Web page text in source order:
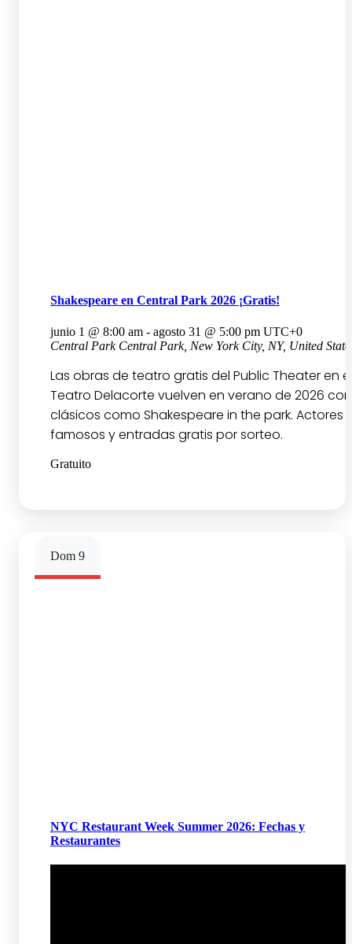
Shakespeare en Central Park 2026 ¡Gratis!
junio 1 @ 8:00 am - agosto 31 @ 5:00 pm UTC+0
Central Park Central Park, New York City, NY, United
Las obras de teatro gratis del Public Theater en el
Teatro Delacorte vuelven en verano de 2026 con
clásicos como Shakespeare in the park. Actores
famosos y entradas gratis por sorteo.
Gratuito
Dom 9
NYC Restaurant Week Summer 2026: Fechas y
Restaurantes